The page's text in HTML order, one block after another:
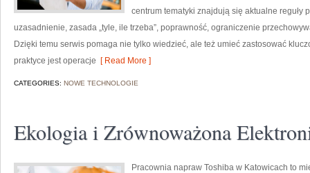
centrum tematyki znajdują się aktualne reguły
uzasadnienie, zasada „tyle, ile trzeba”, poprawność, ograniczenie
Dzięki temu serwis pomaga nie tylko wiedzieć, ale też umieć zastosować
praktyce jest operacje [ Read More ]
CATEGORIES: NOWE TECHNOLOGIE
Ekologia i Zrównoważona
Pracownia napraw Toshiba w Katowicach to